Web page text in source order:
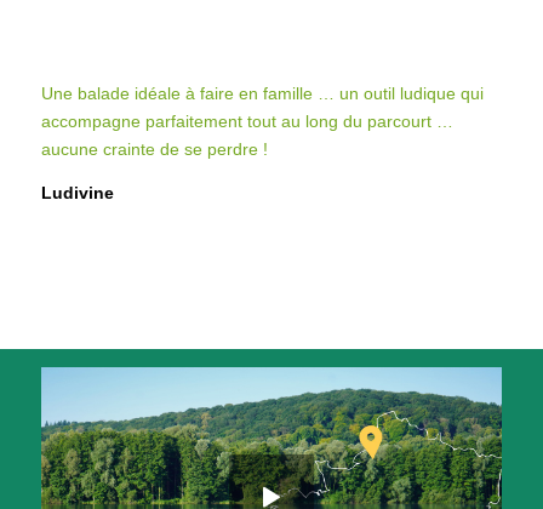
Une balade idéale à faire en famille … un outil ludique qui
accompagne parfaitement tout au long du parcourt …
aucune crainte de se perdre !
Ludivine